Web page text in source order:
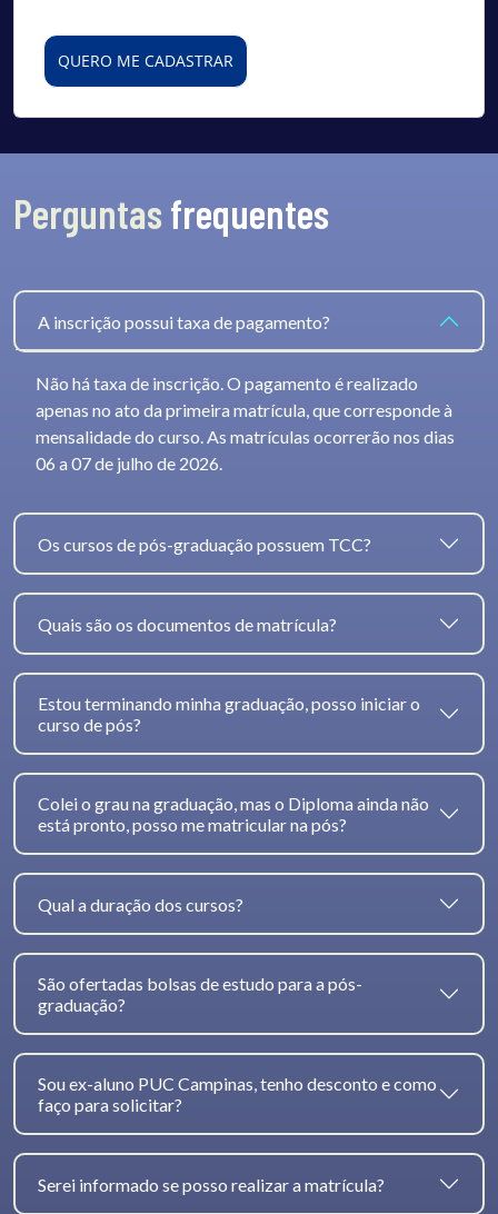
QUERO ME CADASTRAR
Perguntas frequentes
A inscrição possui taxa de pagamento?
Não há taxa de inscrição. O pagamento é realizado
apenas no ato da primeira matrícula, que corresponde à
mensalidade do curso. As matrículas ocorrerão nos dias
06 a 07 de julho de 2026.
Os cursos de pós-graduação possuem TCC?
Quais são os documentos de matrícula?
Estou terminando minha graduação, posso iniciar o
curso de pós?
Colei o grau na graduação, mas o Diploma ainda não
está pronto, posso me matricular na pós?
Qual a duração dos cursos?
São ofertadas bolsas de estudo para a pós-
graduação?
Sou ex-aluno PUC Campinas, tenho desconto e como
faço para solicitar?
Serei informado se posso realizar a matrícula?